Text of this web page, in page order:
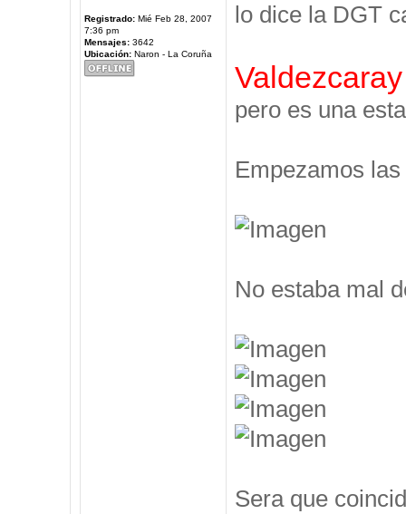
Registrado:Mié Feb 28, 2007
7:36 pm
Mensajes:3642
Ubicación:Naron - La Coruña
lo dice la DGT
Valdezcaray
pero es una
Empezamos
No estaba mal
Sera que